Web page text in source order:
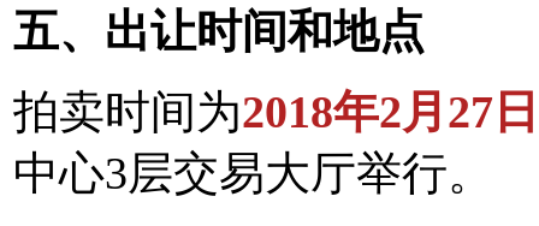
五、出让时间和地点
拍卖时间为2018年2月27
中心3层交易大厅举行。